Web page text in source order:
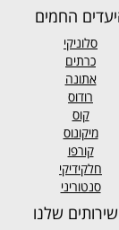
החמים
סלוניקי
כרתים
אתונה
רודוס
קוס
מיקונוס
קורפו
חלקידיקי
סנטוריני
שלנו